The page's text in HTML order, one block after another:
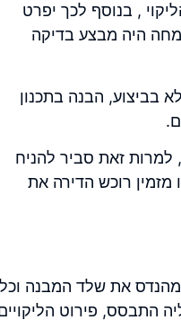
, בנוסף לכך יפרט
היה מבצע בדיקה
בביצוע, הבנה בתכנון
למרות זאת סביר להניח
רוכש הדירה את
את שלד המבנה
התבסס, פירוט